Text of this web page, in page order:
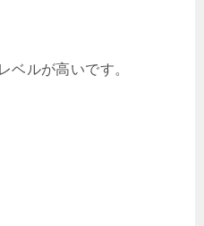
ベルが高いです。